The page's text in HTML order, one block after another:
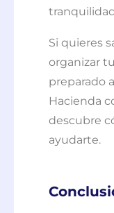
Si quieres
organizar
preparado
Hacienda
descubre
ayudarte.